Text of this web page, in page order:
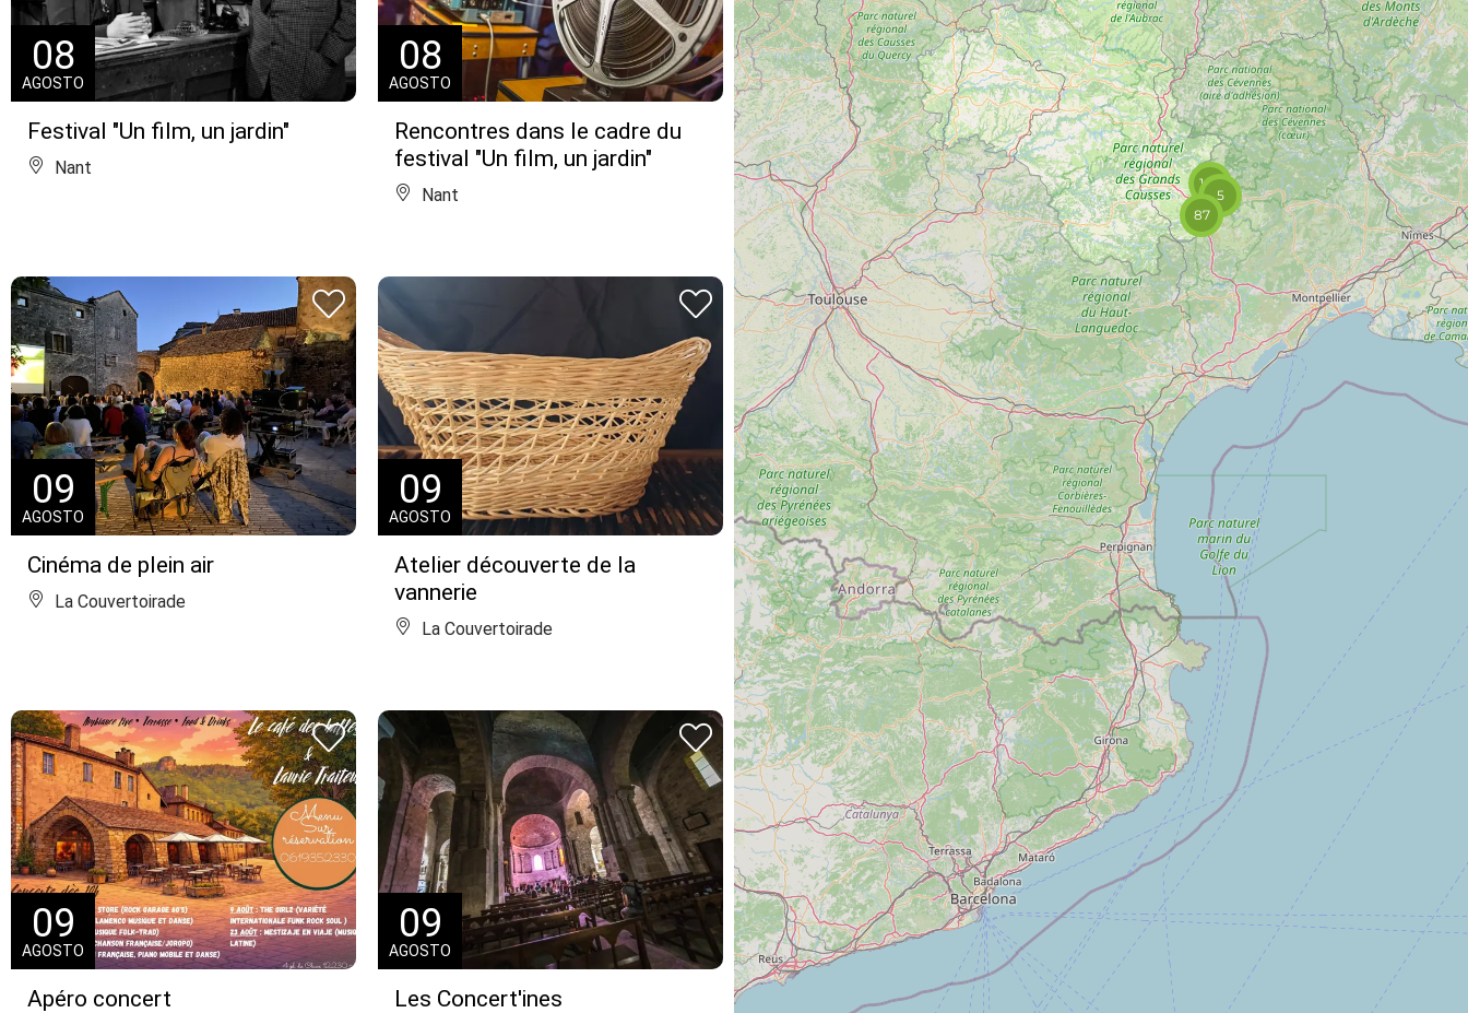
Festival "Un film, un jardin"
08
AGOSTO
Nant
Rencontres dans le cadre du
festival "Un film, un jardin"
08
AGOSTO
Nant
Cinéma de plein air
09
AGOSTO
La Couvertoirade
Atelier découverte de la
vannerie
09
AGOSTO
La Couvertoirade
Apéro concert
09
AGOSTO
Les Concert'ines
09
AGOSTO
5
140
87